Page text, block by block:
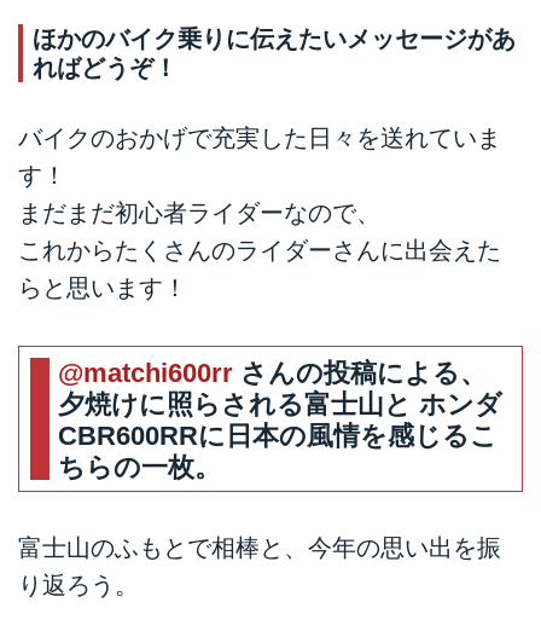
ほかのバイク乗りに伝えたいメッセージがあ
ればどうぞ！
バイクのおかげで充実した日々を送れていま
す！
まだまだ初心者ライダーなので、
これからたくさんのライダーさんに出会えた
らと思います！
@matchi600rr さんの投稿による、
夕焼けに照らされる富士山と ホンダ
CBR600RRに日本の風情を感じるこ
ちらの一枚。
富士山のふもとで相棒と、今年の思い出を振
り返ろう。